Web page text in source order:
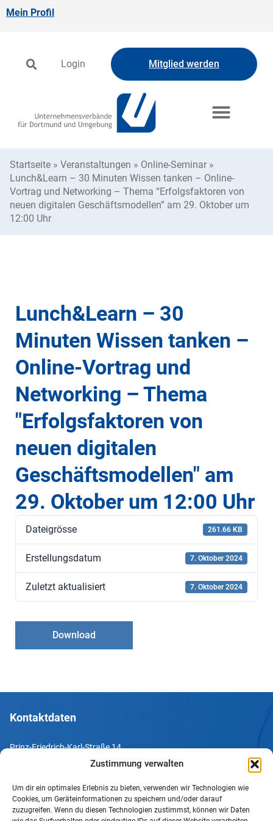
Zustimmung verwalten
Um dir ein optimales Erlebnis zu bieten, verwenden wir Technologien wie
Cookies, um Geräteinformationen zu speichern und/oder darauf
zuzugreifen. Wenn du diesen Technologien zustimmst, können wir Daten
Mein Profil
Login Mitglied werden
Startseite » Veranstaltungen » Online-Seminar »
Lunch&Learn – 30 Minuten Wissen tanken – Online-
Vortrag und Networking – Thema “Erfolgsfaktoren von
neuen digitalen Geschäftsmodellen” am 29. Oktober um
12:00 Uhr
Lunch&Learn – 30
Minuten Wissen tanken –
Online-Vortrag und
Networking – Thema
"Erfolgsfaktoren von
neuen digitalen
Geschäftsmodellen" am
29. Oktober um 12:00 Uhr
Dateigrösse 261.66 KB
Erstellungsdatum 7. Oktober 2024
Zuletzt aktualisiert 7. Oktober 2024
Download
Kontaktdaten
Prinz-Friedrich-Karl-Straße 14
Tel. +49 231 952052-10
Fax +49 231 952052-60